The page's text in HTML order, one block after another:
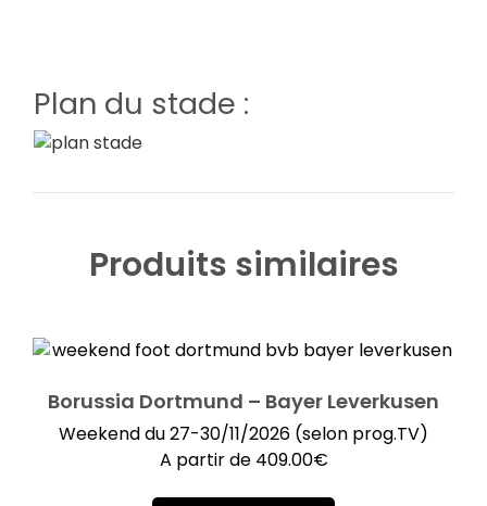
Plan du stade :
Produits similaires
Borussia Dortmund – Bayer Leverkusen
Weekend du 27-30/11/2026 (selon prog.TV)
A partir de 409.00€